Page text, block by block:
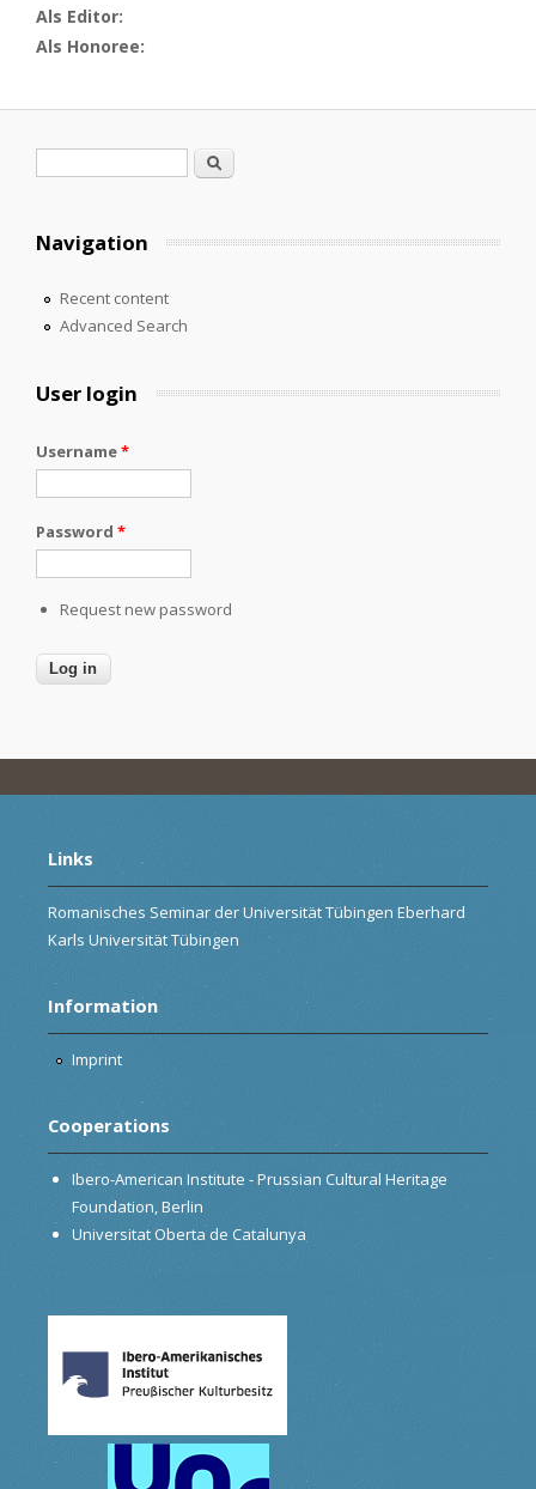
Als Editor:
Als Honoree:
Search
Navigation
Recent content
Advanced Search
User login
Username*
Password *
Request new password
Links
Romanisches Seminar der Universität Tübingen Eberhard
Karls Universität Tübingen
Information
Imprint
Cooperations
Ibero-American Institute - Prussian Cultural Heritage
Foundation, Berlin
Universitat Oberta de Catalunya